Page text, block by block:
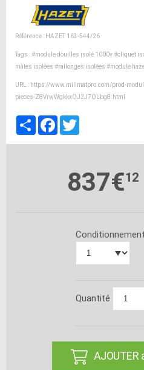
Référence : HAZET 163-544/26
Tags :#module douilles isolé 1000v#cliquet
mâles isolées #rallonges isolées #module
URL : https://www.millmatpro.com/prod-
pieces-Z8VrwWgkkxOJ2J7OLbg8.html
PartagerFacebook
837€12
Conditionnement
Quantité
AJOUTER